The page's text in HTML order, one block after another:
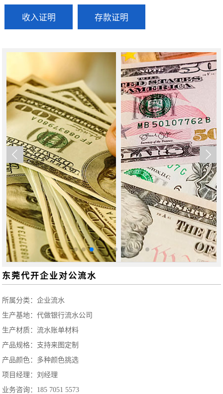
收入证明 存款证明
东莞代开企业对公流水
所属分类：企业流水
生产基地：代做银行流水公司
生产材质：流水账单材料
产品规格：支持来图定制
产品颜色：多种颜色挑选
项目经理：刘经理
业务咨询：185 7051 5573